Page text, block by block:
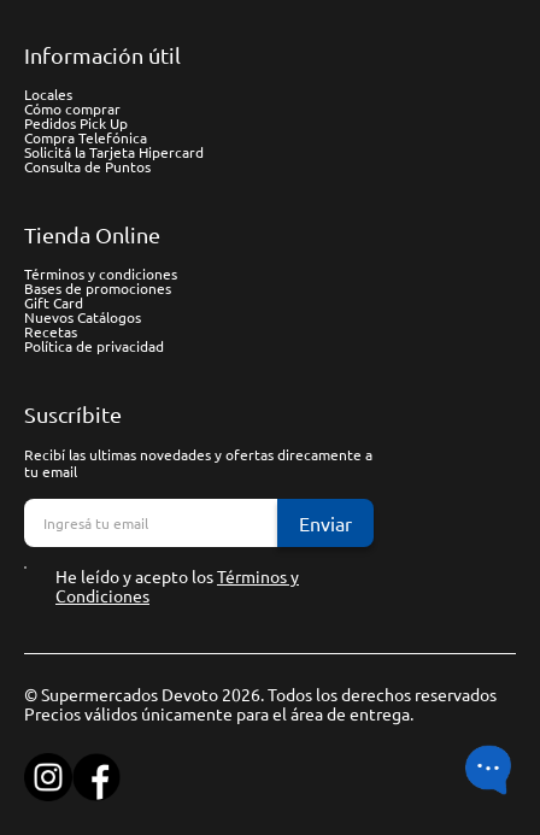
Información útil
Locales
Cómo comprar
Pedidos Pick Up
Compra Telefónica
Solicitá la Tarjeta Hipercard
Consulta de Puntos
Tienda Online
Términos y condiciones
Bases de promociones
Gift Card
Nuevos Catálogos
Recetas
Política de privacidad
Suscríbite
Recibí las ultimas novedades y ofertas direcamente a
tu email
Enviar
He leído y acepto losTérminos y
Condiciones
© Supermercados Devoto 2026. Todos los derechos reservados
Precios válidos únicamente para el área de entrega.